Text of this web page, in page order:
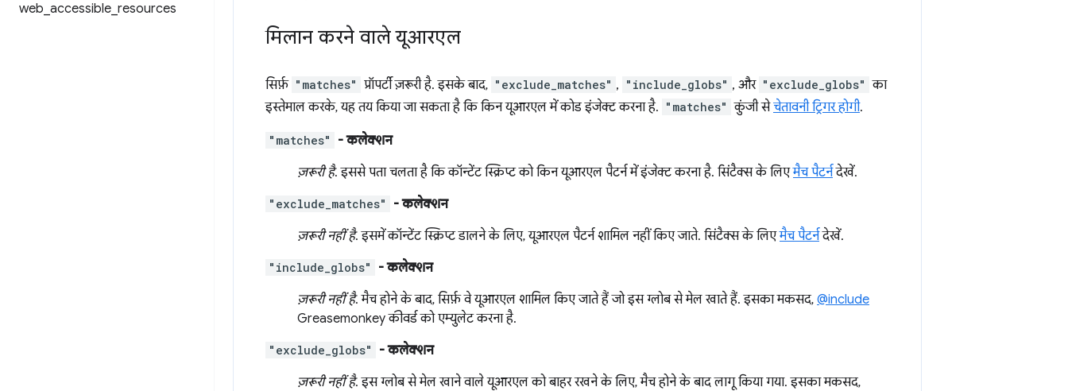
web accessible resources
मिलान करने वाले यूआरएल
सिर्फ़ "matches" प्रॉपर्टी ज़रूरी है. इसके बाद, "exclude_matches" , "include_globs" , और "exclude_globs" का
इस्तेमाल करके, यह तय किया जा सकता है कि किन यूआरएल में कोड इंजेक्ट करना है. "matches" कुंजी सेचेतावनी ट्रिगर होगी.
"matches"
- कलेक्शन
ज़रूरी है. इससे पता चलता है कि कॉन्टेंट स्क्रिप्ट को किन यूआरएल पैटर्न में इंजेक्ट करना है. सिंटैक्स के लिएमैच पैटर्नदेखें.
"exclude_matches"
- कलेक्शन
ज़रूरी नहीं है. इसमें कॉन्टेंट स्क्रिप्ट डालने के लिए, यूआरएल पैटर्न शामिल नहीं किए जाते. सिंटैक्स के लिएमैच पैटर्नदेखें.
"include_globs"
- कलेक्शन
ज़रूरी नहीं है. मैच होने के बाद, सिर्फ़ वे यूआरएल शामिल किए जाते हैं जो इस ग्लोब से मेल खाते हैं. इसका मकसद, @include
Greasemonkey कीवर्ड को एम्युलेट करना है.
"exclude_globs"
- कलेक्शन
ज़रूरी नहीं है. इस ग्लोब से मेल खाने वाले यूआरएल को बाहर रखने के लिए, मैच होने के बाद लागू किया गया. इसका मकसद,